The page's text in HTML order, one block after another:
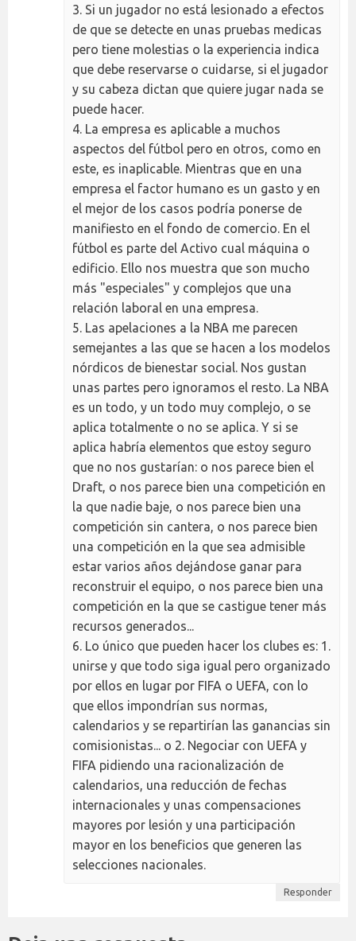
3. Si un jugador no está lesionado a efectos
de que se detecte en unas pruebas medicas
pero tiene molestias o la experiencia indica
que debe reservarse o cuidarse, si el jugador
y su cabeza dictan que quiere jugar nada se
puede hacer.
4. La empresa es aplicable a muchos
aspectos del fútbol pero en otros, como en
este, es inaplicable. Mientras que en una
empresa el factor humano es un gasto y en
el mejor de los casos podría ponerse de
manifiesto en el fondo de comercio. En el
fútbol es parte del Activo cual máquina o
edificio. Ello nos muestra que son mucho
más "especiales" y complejos que una
relación laboral en una empresa.
5. Las apelaciones a la NBA me parecen
semejantes a las que se hacen a los modelos
nórdicos de bienestar social. Nos gustan
unas partes pero ignoramos el resto. La NBA
es un todo, y un todo muy complejo, o se
aplica totalmente o no se aplica. Y si se
aplica habría elementos que estoy seguro
que no nos gustarían: o nos parece bien el
Draft, o nos parece bien una competición en
la que nadie baje, o nos parece bien una
competición sin cantera, o nos parece bien
una competición en la que sea admisible
estar varios años dejándose ganar para
reconstruir el equipo, o nos parece bien una
competición en la que se castigue tener más
recursos generados...
6. Lo único que pueden hacer los clubes es: 1.
unirse y que todo siga igual pero organizado
por ellos en lugar por FIFA o UEFA, con lo
que ellos impondrían sus normas,
calendarios y se repartirían las ganancias sin
comisionistas... o 2. Negociar con UEFA y
FIFA pidiendo una racionalización de
calendarios, una reducción de fechas
internacionales y unas compensaciones
mayores por lesión y una participación
mayor en los beneficios que generen las
selecciones nacionales.
Responder